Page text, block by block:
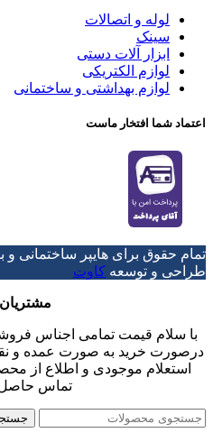
لوله و اتصالات
سینک
ابزار آلات دستی
لوازم الکتریکی
لوازم بهداشتی و ساختمانی
اعتماد شما افتخار ماست
تمام حقوق برای هایپر ساختمانی
طراحی و توسعه کاوت
با سلام قیمت تمامی اجناس
درصورت خرید به صورت عمده و
تماس حاصل